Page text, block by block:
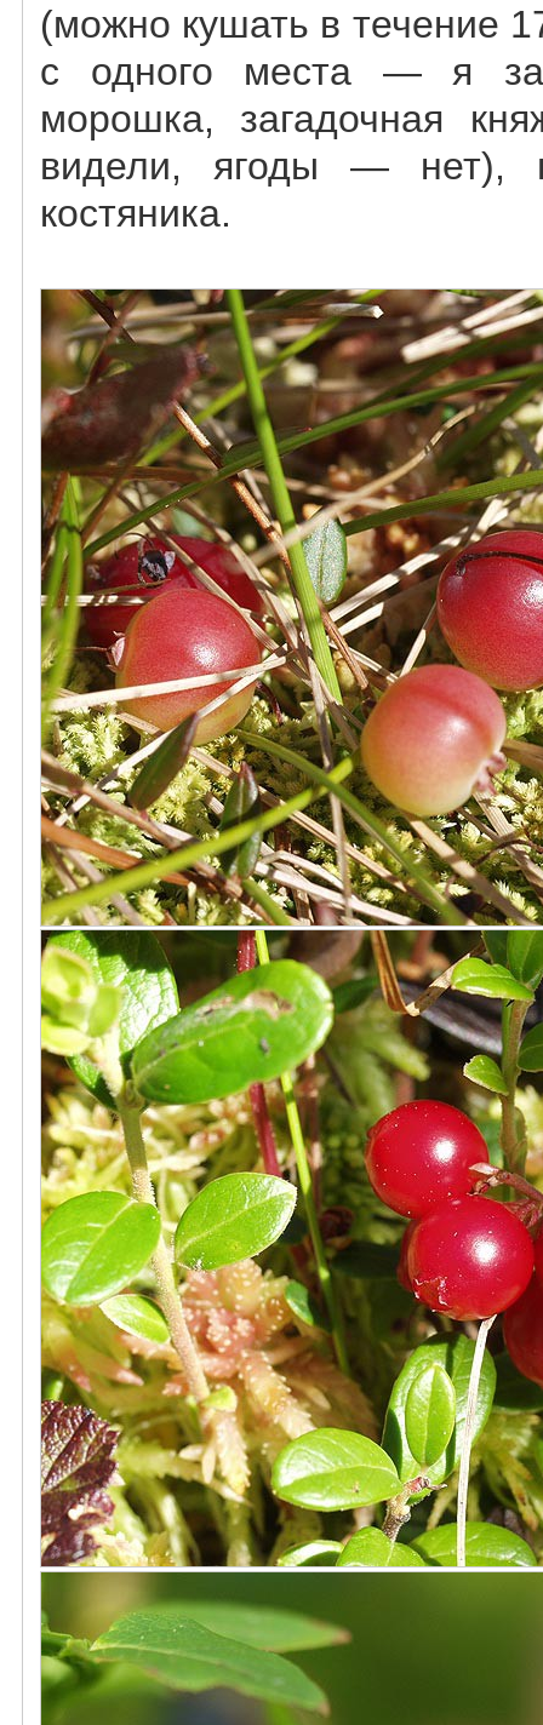
(можно кушать в течение
с одного места — я
морошка, загадочная
видели, ягоды — нет),
костяника.